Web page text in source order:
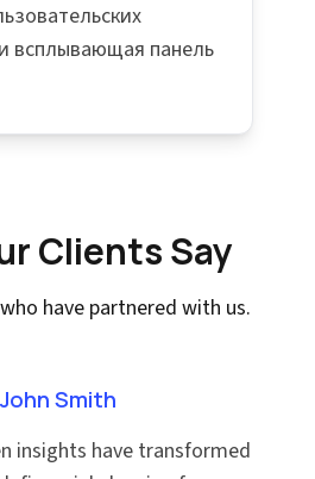
всплывающая панель
Clients Say
have partnered with us.
John Smith
insights have transformed